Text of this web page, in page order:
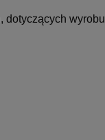
dotyczących